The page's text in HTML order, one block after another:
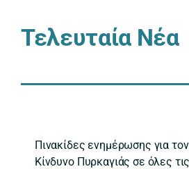
Τελευταία Νέα
Πινακίδες ενημέρωσης για
Κίνδυνο Πυρκαγιάς σε όλες